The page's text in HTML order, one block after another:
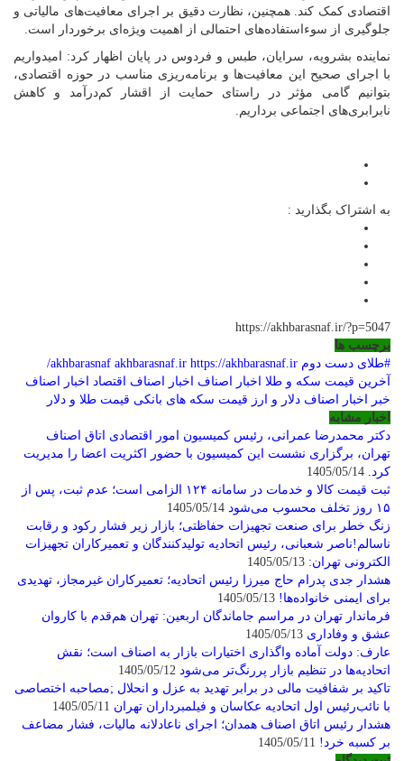
اقتصادی کمک کند. همچنین، نظارت دقیق بر اجرای معافیت‌های مالیاتی و
جلوگیری از سوءاستفاده‌های احتمالی از اهمیت ویژه‌ای برخوردار است.
نماینده بشرویه، سرایان، طبس و فردوس در پایان اظهار کرد: امیدواریم
با اجرای صحیح این معافیت‌ها و برنامه‌ریزی مناسب در حوزه اقتصادی،
بتوانیم گامی مؤثر در راستای حمایت از اقشار کم‌درآمد و کاهش
نابرابری‌های اجتماعی برداریم.
به اشتراک بگذارید :
https://akhbarasnaf.ir/?p=5047
برچسب ها
#طلای دست دوم
akhbarasnaf akhbarasnaf.ir https://akhbarasnaf.ir/
آخرین قیمت سکه و طلا اخبار اصناف اخبار اصناف اقتصاد اخبار اصناف
خبر اخبار اصناف دلار و ارز قیمت سکه های بانکی قیمت طلا و دلار
اخبار مشابه
دکتر محمدرضا عمرانی، رئیس کمیسیون امور اقتصادی اتاق اصناف
تهران، برگزاری نشست این کمیسیون با حضور اکثریت اعضا را مدیریت
کرد.
ثبت قیمت کالا و خدمات در سامانه ۱۲۴ الزامی است؛ عدم ثبت، پس از
۱۵ روز تخلف محسوب می‌شود
زنگ خطر برای صنعت تجهیزات حفاظتی؛ بازار زیر فشار رکود و رقابت
ناسالم!ناصر شعبانی، رئیس اتحادیه تولیدکنندگان و تعمیرکاران تجهیزات
الکترونی تهران:
هشدار جدی پدرام حاج میرزا رئیس اتحادیه؛ تعمیرکاران غیرمجاز، تهدیدی
برای ایمنی خانواده‌ها!
فرماندار تهران در مراسم جاماندگان اربعین: تهران هم‌قدم با کاروان
عشق و وفاداری
عارف: دولت آماده واگذاری اختیارات بازار به اصناف است؛ نقش
اتحادیه‌ها در تنظیم بازار پررنگ‌تر می‌شود
تاکید بر شفافیت مالی در برابر تهدید به عزل و انحلال ;مصاحبه اختصاصی
با نائب‌رئیس اول اتحادیه عکاسان و فیلمبرداران تهران
هشدار رئیس اتاق اصناف همدان؛ اجرای ناعادلانه مالیات، فشار مضاعف
بر کسبه خرد!